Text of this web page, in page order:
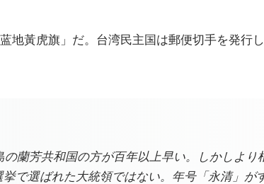
黃虎旗」だ。台湾民主国は郵便切手を発行
の蘭芳共和国の方が百年以上早い。しかしよ
で選ばれた大統領ではない。年号「永清」